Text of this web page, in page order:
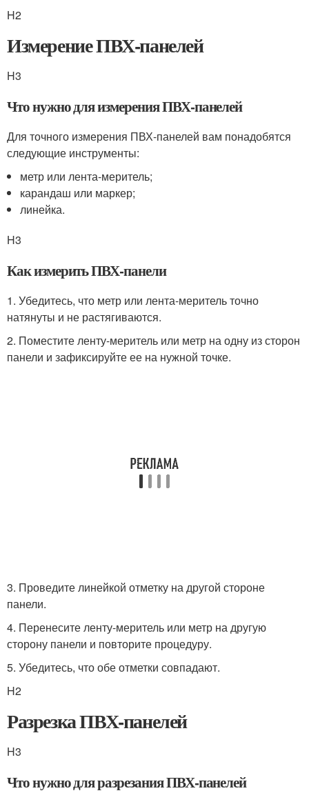
H2
Измерение ПВХ-панелей
H3
Что нужно для измерения ПВХ-панелей
Для точного измерения ПВХ-панелей вам понадобятся
следующие инструменты:
метр или лента-меритель;
карандаш или маркер;
линейка.
H3
Как измерить ПВХ-панели
1. Убедитесь, что метр или лента-меритель точно
натянуты и не растягиваются.
2. Поместите ленту-меритель или метр на одну из сторон
панели и зафиксируйте ее на нужной точке.
3. Проведите линейкой отметку на другой стороне
панели.
4. Перенесите ленту-меритель или метр на другую
сторону панели и повторите процедуру.
5. Убедитесь, что обе отметки совпадают.
H2
Разрезка ПВХ-панелей
H3
Что нужно для разрезания ПВХ-панелей